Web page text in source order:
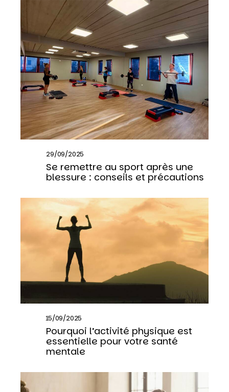
29/09/2025
Se remettre au sport après une
blessure : conseils et précautions
15/09/2025
Pourquoi l’activité physique est
essentielle pour votre santé
mentale